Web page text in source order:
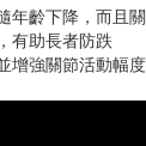
年齡下降，而且
有助長者防跌
增強關節活動幅度